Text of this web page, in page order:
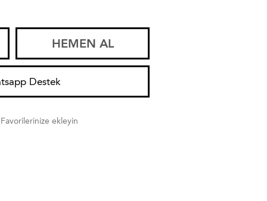
HEMEN AL
Destek
Favorilerinize ekleyin